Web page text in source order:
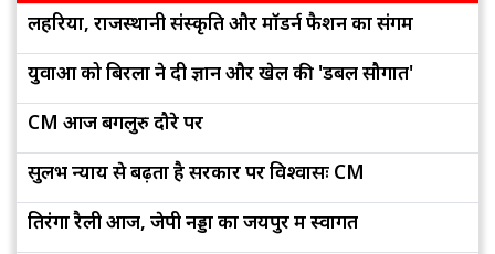
लहरिया, राजस्थानी संस्कृति और मॉडर्न फैशन का संगम
युवाओं को बिरला ने दी ज्ञान और खेल की 'डबल सौगात'
CM आज बेंगलुरु दौरे पर
सुलभ न्याय से बढ़ता है सरकार पर विश्वासः CM
तिरंगा रैली आज, जेपी नड्डा का जयपुर में स्वागत